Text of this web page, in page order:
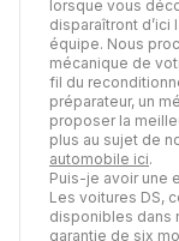
lorsque vous
disparaîtront d’ici
équipe. Nous
mécanique de
fil du
préparateur, un
proposer la
plus au sujet de
automobile ici.
Puis-je avoir une
Les voitures DS,
disponibles dans
garantie de six